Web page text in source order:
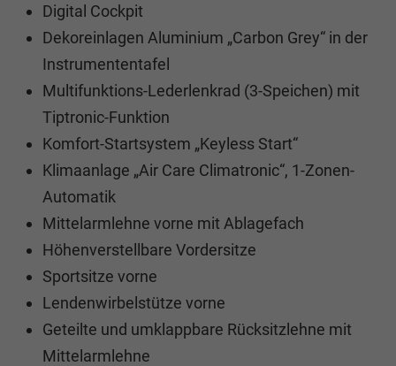
Digital Cockpit
Dekoreinlagen Aluminium „Carbon Grey“ in der
Instrumententafel
Multifunktions-Lederlenkrad (3-Speichen) mit
Tiptronic-Funktion
Komfort-Startsystem „Keyless Start“
Klimaanlage „Air Care Climatronic“, 1-Zonen-
Automatik
Mittelarmlehne vorne mit Ablagefach
Höhenverstellbare Vordersitze
Sportsitze vorne
Lendenwirbelstütze vorne
Geteilte und umklappbare Rücksitzlehne mit
Mittelarmlehne